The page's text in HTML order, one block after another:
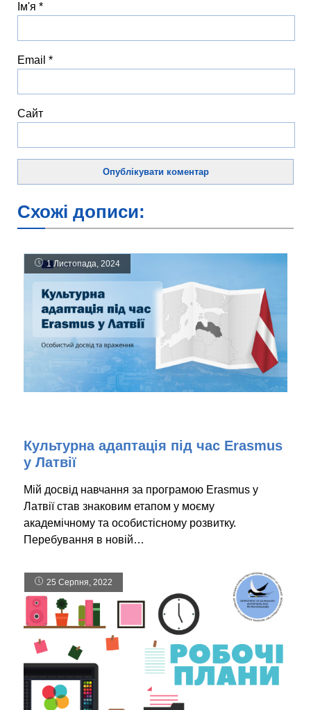
Ім'я *
Email *
Сайт
Схожі дописи:
1 Листопада, 2024
Культурна адаптація під час Erasmus
у Латвії
Мій досвід навчання за програмою Erasmus у
Латвії став знаковим етапом у моєму
академічному та особистісному розвитку.
Перебування в новій…
25 Серпня, 2022